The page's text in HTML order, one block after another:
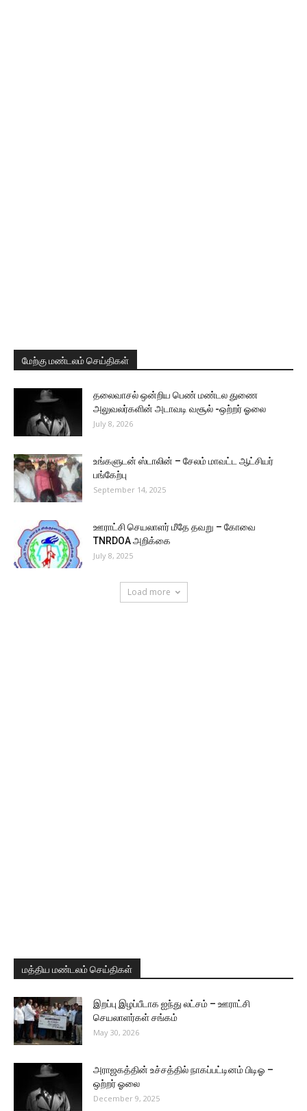
மேற்கு மண்டலம் செய்திகள்
தலைவாசல் ஒன்றிய பெண் மண்டல துணை
அலுவலர்களின் அடாவடி வசூல் -ஒற்றர் ஓலை
July 8, 2026
உங்களுடன் ஸ்டாலின் – சேலம் மாவட்ட ஆட்சியர்
பங்கேற்பு
September 14, 2025
ஊராட்சி செயலாளர் மீதே தவறு – கோவை
TNRDOA அறிக்கை
July 8, 2025
Load more
மத்திய மண்டலம் செய்திகள்
இறப்பு இழப்பீடாக ஐந்து லட்சம் – ஊராட்சி
செயலாளர்கள் சங்கம்
May 30, 2026
அராஜகத்தின் உச்சத்தில் நாகப்பட்டினம் பிடிஓ –
ஒற்றர் ஓலை
December 9, 2025